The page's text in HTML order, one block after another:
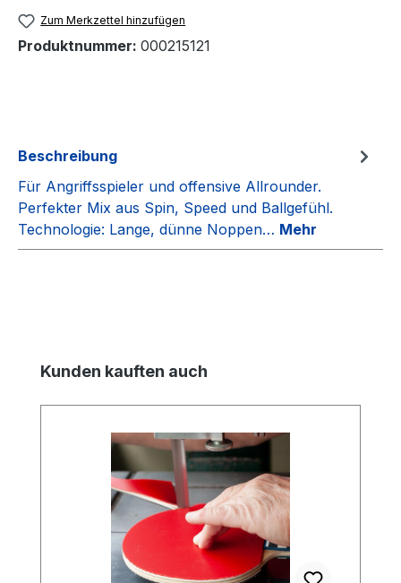
Zum Merkzettel hinzufügen
Produktnummer: 000215121
Beschreibung
Für Angriffsspieler und offensive Allrounder.
Perfekter Mix aus Spin, Speed und Ballgefühl.
Technologie: Lange, dünne Noppen… Mehr
Produktgalerie überspringen
Kunden kauften auch